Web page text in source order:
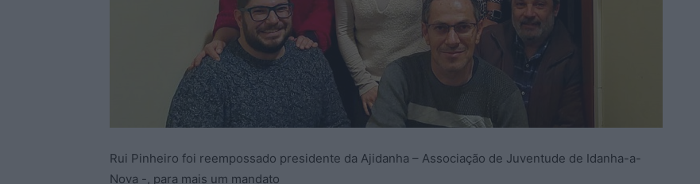
Rui Pinheiro foi reempossado presidente da Ajidanha – Associação de Juventude de Idanha-a-
Nova -, para mais um mandato